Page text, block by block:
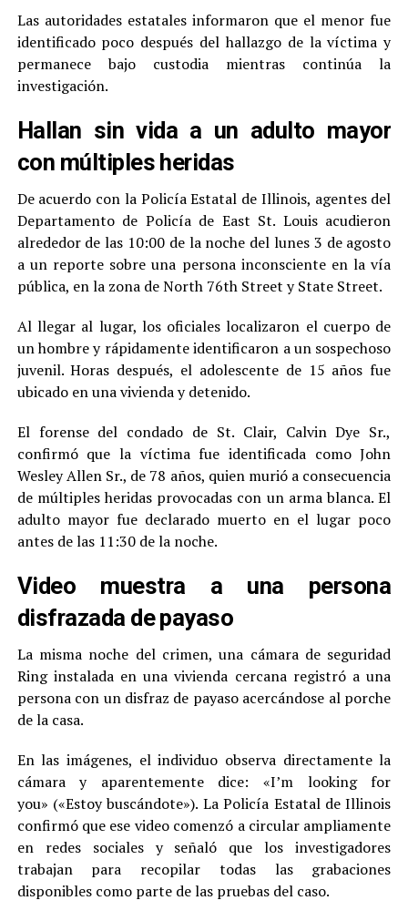
Las autoridades estatales informaron que el menor fue
identificado poco después del hallazgo de la víctima y
permanece bajo custodia mientras continúa la
investigación.
Hallan sin vida a un adulto mayor
con múltiples heridas
De acuerdo con la Policía Estatal de Illinois, agentes del
Departamento de Policía de East St. Louis acudieron
alrededor de las 10:00 de la noche del lunes 3 de agosto
a un reporte sobre una persona inconsciente en la vía
pública, en la zona de North 76th Street y State Street.
Al llegar al lugar, los oficiales localizaron el cuerpo de
un hombre y rápidamente identificaron a un sospechoso
juvenil. Horas después, el adolescente de 15 años fue
ubicado en una vivienda y detenido.
El forense del condado de St. Clair, Calvin Dye Sr.,
confirmó que la víctima fue identificada como John
Wesley Allen Sr., de 78 años, quien murió a consecuencia
de múltiples heridas provocadas con un arma blanca. El
adulto mayor fue declarado muerto en el lugar poco
antes de las 11:30 de la noche.
Video muestra a una persona
disfrazada de payaso
La misma noche del crimen, una cámara de seguridad
Ring instalada en una vivienda cercana registró a una
persona con un disfraz de payaso acercándose al porche
de la casa.
En las imágenes, el individuo observa directamente la
cámara y aparentemente dice: «I’m looking for
you» («Estoy buscándote»). La Policía Estatal de Illinois
confirmó que ese video comenzó a circular ampliamente
en redes sociales y señaló que los investigadores
trabajan para recopilar todas las grabaciones
disponibles como parte de las pruebas del caso.